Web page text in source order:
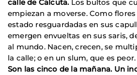
calle de Calcuta.Los bultos que
empiezan a moverse. Como
estado resguardadas en sus
emergen envueltas en sus saris,
al mundo. Nacen, crecen, se
la calle; o en un slum, que es peor.
Son las cinco de la mañana. Un